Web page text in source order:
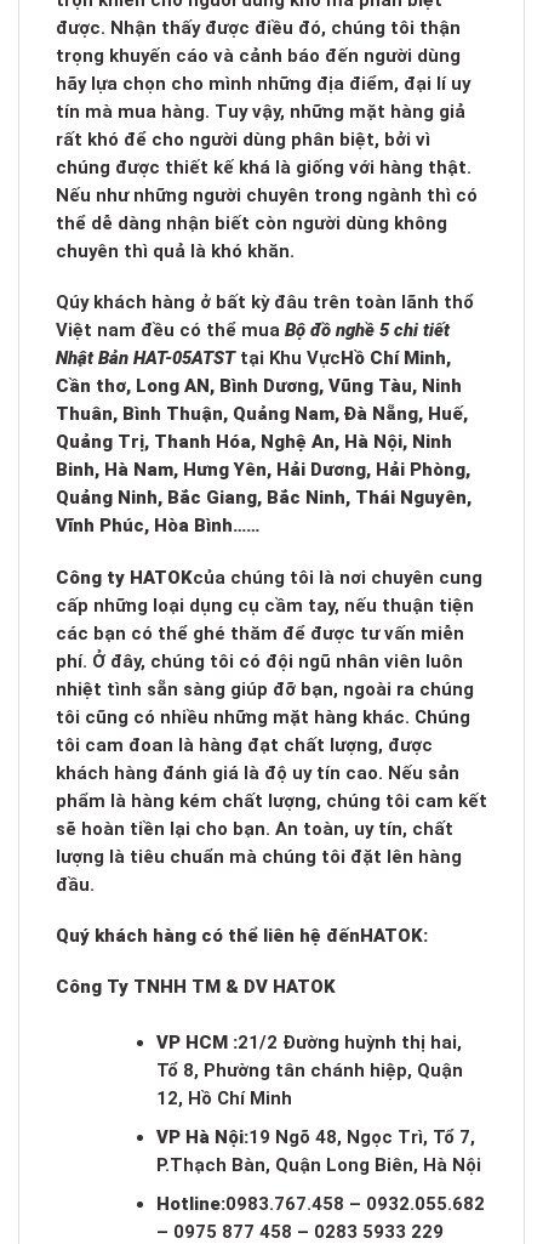
được. Nhận thấy được điều đó, chúng tôi thận
trọng khuyến cáo và cảnh báo đến người dùng
hãy lựa chọn cho mình những địa điểm, đại lí uy
tín mà mua hàng. Tuy vậy, những mặt hàng giả
rất khó để cho người dùng phân biệt, bởi vì
chúng được thiết kế khá là giống với hàng thật.
Nếu như những người chuyên trong ngành thì có
thể dễ dàng nhận biết còn người dùng không
chuyên thì quả là khó khăn.
Qúy khách hàng ở bất kỳ đâu trên toàn lãnh thổ
Việt nam đều có thể mua Bộ đồ nghề 5 chi tiết
Nhật Bản HAT-05ATST tại Khu Vực Hồ Chí Minh,
Cần thơ, Long AN, Bình Dương, Vũng Tàu, Ninh
Thuân, Bình Thuận, Quảng Nam, Đà Nẵng, Huế,
Quảng Trị, Thanh Hóa, Nghệ An, Hà Nội, Ninh
Binh, Hà Nam, Hưng Yên, Hải Dương, Hải Phòng,
Quảng Ninh, Bắc Giang, Bắc Ninh, Thái Nguyên,
Vĩnh Phúc, Hòa Bình……
Công ty HATOKcủa chúng tôi là nơi chuyên cung
cấp những loại dụng cụ cầm tay, nếu thuận tiện
các bạn có thể ghé thăm để được tư vấn miễn
phí. Ở đây, chúng tôi có đội ngũ nhân viên luôn
nhiệt tình sẵn sàng giúp đỡ bạn, ngoài ra chúng
tôi cũng có nhiều những mặt hàng khác. Chúng
tôi cam đoan là hàng đạt chất lượng, được
khách hàng đánh giá là độ uy tín cao. Nếu sản
phẩm là hàng kém chất lượng, chúng tôi cam kết
sẽ hoàn tiền lại cho bạn. An toàn, uy tín, chất
lượng là tiêu chuẩn mà chúng tôi đặt lên hàng
đầu.
Quý khách hàng có thể liên hệ đếnHATOK:
Công Ty TNHH TM & DV HATOK
VP HCM :21/2 Đường huỳnh thị hai,
Tổ 8, Phường tân chánh hiệp, Quận
12, Hồ Chí Minh
VP Hà Nội:19 Ngõ 48, Ngọc Trì, Tổ 7,
P.Thạch Bàn, Quận Long Biên, Hà Nội
Hotline:0983.767.458 – 0932.055.682
– 0975 877 458 – 0283 5933 229